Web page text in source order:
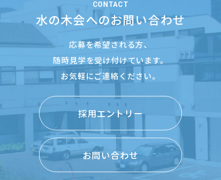
CONTACT
水の木会へのお問い合わせ
応募を希望される方、
随時見学を受け付けています。
お気軽にご連絡ください。
採用エントリー
お問い合わせ